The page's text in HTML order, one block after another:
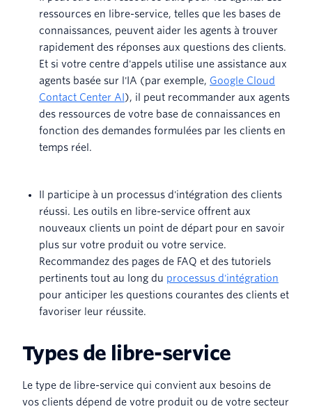
ressources en libre-service, telles que les bases de
connaissances, peuvent aider les agents à trouver
rapidement des réponses aux questions des clients.
Et si votre centre d'appels utilise une assistance aux
agents basée sur l'IA (par exemple, Google Cloud
Contact Center AI ), il peut recommander aux agents
des ressources de votre base de connaissances en
fonction des demandes formulées par les clients en
temps réel.
Il participe à un processus d'intégration des clients
réussi. Les outils en libre-service offrent aux
nouveaux clients un point de départ pour en savoir
plus sur votre produit ou votre service.
Recommandez des pages de FAQ et des tutoriels
pertinents tout au long du processus d'intégration
pour anticiper les questions courantes des clients et
favoriser leur réussite.
Types de libre-service
Le type de libre-service qui convient aux besoins de
vos clients dépend de votre produit ou de votre secteur